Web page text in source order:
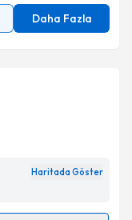
Daha Fazla
Haritada Göster